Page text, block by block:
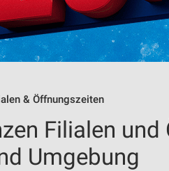
& Öffnungszeiten
Filialen
Umgebung